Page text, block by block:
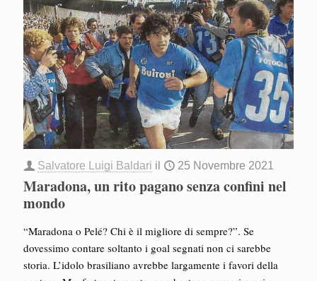
Salvatore Luigi Baldari il 25 Novembre 2021
Maradona, un rito pagano senza confini nel
mondo
“Maradona o Pelé? Chi è il migliore di sempre?”. Se
dovessimo contare soltanto i goal segnati non ci sarebbe
storia. L’idolo brasiliano avrebbe largamente i favori della